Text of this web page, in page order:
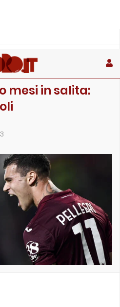
mesi in salita: